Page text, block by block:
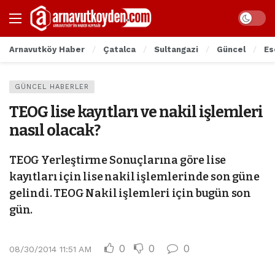
Arnavutköy Haber Çatalca Sultangazi Güncel
GÜNCEL HABERLER
TEOG lise kayıtları ve nakil işlemleri
nasıl olacak?
TEOG Yerleştirme Sonuçlarına göre lise
kayıtları için lise nakil işlemlerinde son güne
gelindi. TEOG Nakil işlemleri için bugün son
gün.
08/30/2014 11:51 AM 0 0 0